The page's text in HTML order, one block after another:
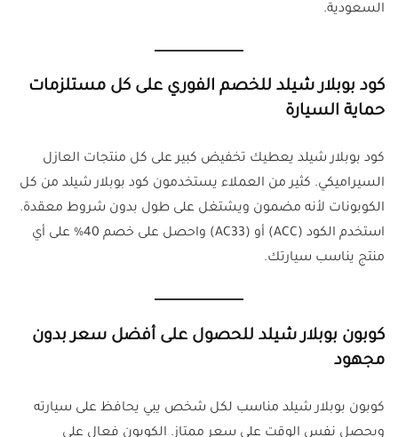
السعودية.
كود بوبلار شيلد للخصم الفوري على كل مستلزمات
حماية السيارة
كود بوبلار شيلد يعطيك تخفيض كبير على كل منتجات العازل
السيراميكي. كثير من العملاء يستخدمون كود بوبلار شيلد من كل
الكوبونات لأنه مضمون ويشتغل على طول بدون شروط معقدة.
استخدم الكود (ACC) أو (AC33) واحصل على خصم 40% على أي
منتج يناسب سيارتك.
كوبون بوبلار شيلد للحصول على أفضل سعر بدون
مجهود
كوبون بوبلار شيلد مناسب لكل شخص يبي يحافظ على سيارته
ويحصل نفس الوقت على سعر ممتاز. الكوبون فعال على